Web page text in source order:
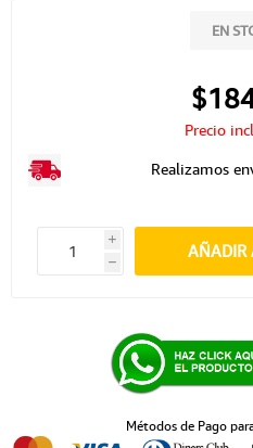
EN
Precio
Realizamos
i
h
AÑADIR
Métodos de Pago